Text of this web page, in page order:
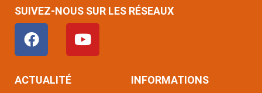
SUIVEZ-NOUS SUR LES RÉSEAUX
F
a
c
e
Y
o
u
ACTUALITÉ INFORMATIONS